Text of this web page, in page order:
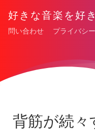
好きな音楽を好
問い合わせ プライバシ
背筋が続々